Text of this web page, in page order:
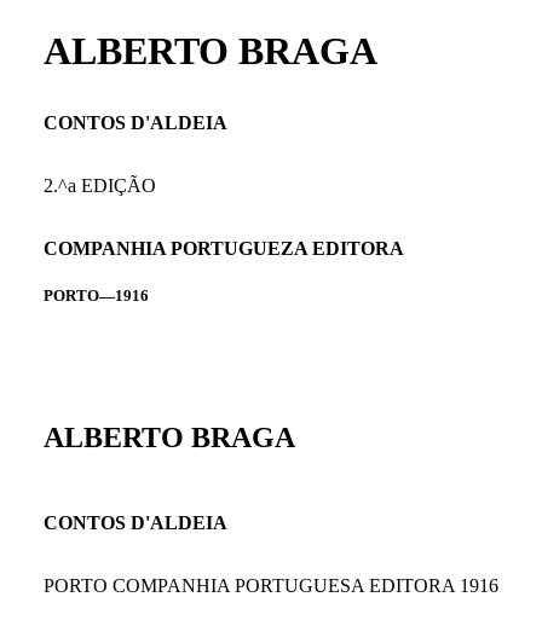
ALBERTO BRAGA
CONTOS D'ALDEIA
2.^a EDIÇÃO
COMPANHIA PORTUGUEZA EDITORA
PORTO—1916
ALBERTO BRAGA
CONTOS D'ALDEIA
PORTO COMPANHIA PORTUGUESA EDITORA 1916